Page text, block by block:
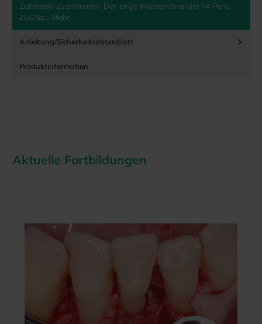
Zahnstein zu entfernen. Der lange Wasserkanal der P4 Perio
ZEG Sp… Mehr
Anleitung/Sicherheitsdatenblatt
Produktinformation
Aktuelle Fortbildungen